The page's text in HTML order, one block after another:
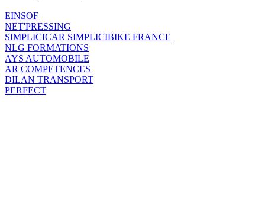
EINSOF
NET'PRESSING
SIMPLICICAR SIMPLICIBIKE FRANCE
NLG FORMATIONS
AYS AUTOMOBILE
AR COMPETENCES
DILAN TRANSPORT
PERFECT